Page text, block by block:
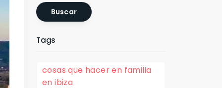
Buscar
Tags
cosas que hacer en familia
en ibiza